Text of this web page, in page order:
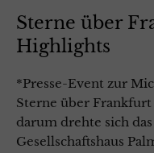
Sterne über
Highlights
*Presse-Event zur
Sterne über
darum drehte sich
Gesellschaftshaus